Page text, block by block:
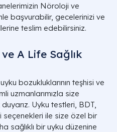
Nöroloji ve
başvurabilir, gecelerinizi ve
teslim edebilirsiniz.
A Life Sağlık
bozukluklarının teşhisi ve
uzmanlarımızla size
Uyku testleri, BDT,
ile size özel bir
sağlıklı bir uyku düzenine